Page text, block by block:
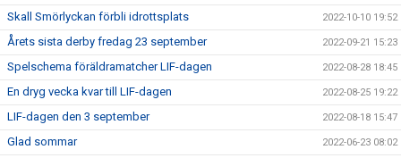
Skall Smörlyckan förbli idrottsplats 2022-10-10 19:52
Årets sista derby fredag 23 september 2022-09-21 15:23
Spelschema föräldramatcher LIF-dagen 2022-08-28 18:45
En dryg vecka kvar till LIF-dagen 2022-08-25 19:22
LIF-dagen den 3 september 2022-08-18 15:47
Glad sommar 2022-06-23 08:02